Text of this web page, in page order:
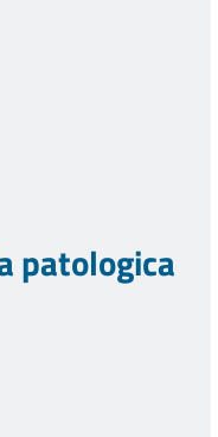
patologica